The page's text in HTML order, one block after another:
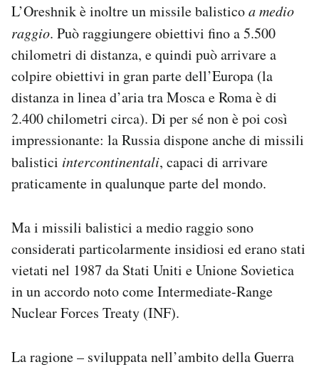
L’Oreshnik è inoltre un missile balisticoa medio
raggio. Può raggiungere obiettivi fino a 5.500
chilometri di distanza, e quindi può arrivare a
colpire obiettivi in gran parte dell’Europa (la
distanza in linea d’aria tra Mosca e Roma è di
2.400 chilometri circa). Di per sé non è poi così
impressionante: la Russia dispone anche di missili
balistici intercontinentali, capaci di arrivare
praticamente in qualunque parte del mondo.
Ma i missili balistici a medio raggio sono
considerati particolarmente insidiosi ed erano stati
vietati nel 1987 da Stati Uniti e Unione Sovietica
in un accordo noto come Intermediate-Range
Nuclear Forces Treaty (INF).
La ragione – sviluppata nell’ambito della Guerra